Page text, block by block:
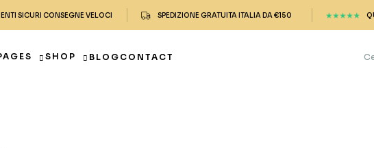
SICURI CONSEGNE VELOCI SPEDIZIONE GRATUITA ITALIA DA €150
SHOP BLOG CONTACT